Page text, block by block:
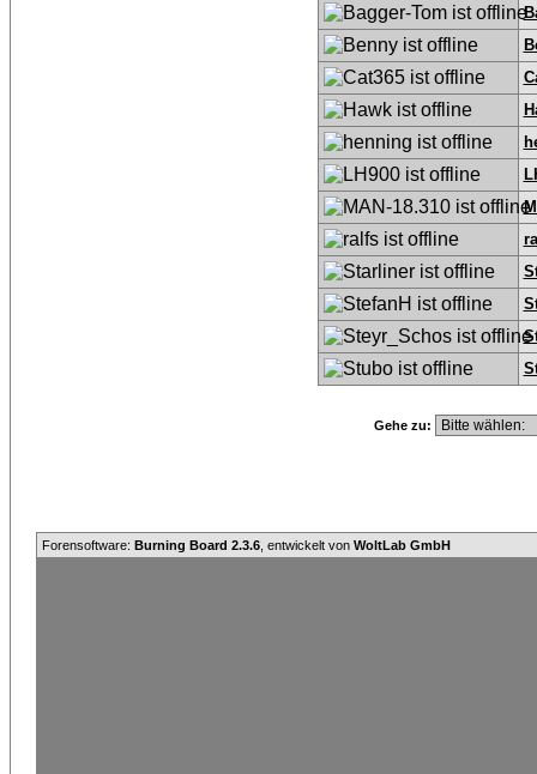
Gehe zu:
Forensoftware: Burning Board 2.3.6 , entwickelt von WoltLab GmbH